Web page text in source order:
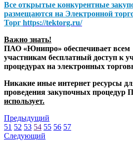
Все открытые конкурентные
размещаются на Электронной
Торг https://tektorg.ru/
Важно знать!
ПАО «Юнипро» обеспечивает всем
участникам бесплатный доступ к
процедурах на электронных
Никакие иные интернет ресурсы
проведения закупочных
использует.
Предыдущий
51 52 53 54 55 56 57
Следующий